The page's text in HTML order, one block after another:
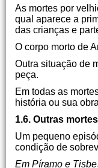
As mortes por
qual aparece a
das crianças e
O corpo morto de
Outra situação de
peça.
Em todas as
história ou sua
1.6. Outras
Um pequeno
condição de
Em Píramo e Tisbe